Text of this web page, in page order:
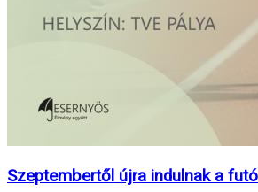
Szeptembertől újra indulnak a